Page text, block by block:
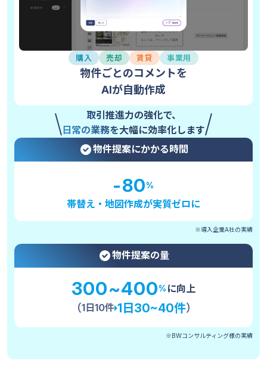
購入 売却 賃貸 事業用
物件ごとのコメントを
AIが自動作成
取引推進力の強化で、
日常の業務を大幅に効率化します
物件提案にかかる時間
-80%
帯替え・地図作成が実質ゼロに
※導入企業A社の実績
物件提案の量
300~400% に向上
（1日10件 1日30~40件）
※BWコンサルティング様の実績